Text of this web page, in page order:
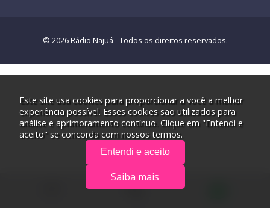
© 2026 Rádio Najuá - Todos os direitos reservados.
Este site usa cookies para proporcionar a você a melhor
experiência possível. Esses cookies são utilizados para
análise e aprimoramento contínuo. Clique em "Entendi e
aceito" se concorda com nossos termos.
Entendi e aceito
Saiba mais